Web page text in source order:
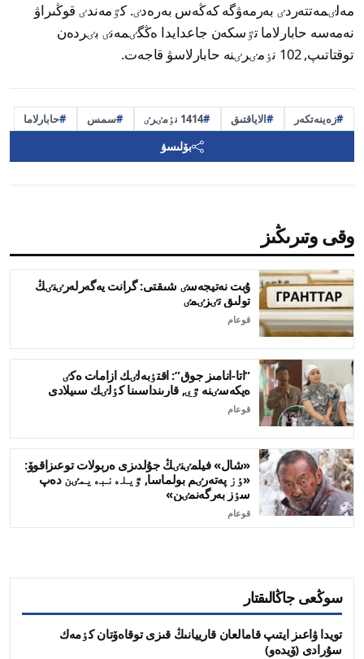
مەلٸمەتتەردٸ بەرمەۋگە كەڭەس بەرەدٸ. كٷمەندٸ قوڭىراۋ
نەمەسە حابارلاما تٷسكەن جاعدايدا ەڭگٸمەنٸ بٸردەن
توقتاتىپ, 102 نٶمٸرٸنە حابارلاسۋ قاجەت.
زەينەتكەر الاياقتىق 1414 نٶمٸرٸ سمس حابارلاما
بۆلىسۋ
وقى وتىرىڭىز
ۇبت نەتيجەسٸ شىقتى: گرانت يەگەرلەرٸنٸڭ
تولىق تٸزٸمٸ
قوعام
“اتا-انامىز جوق”: اقتٶبەلٸك ازامات ەكٸ
ەپكەسٸنە ٷي, قارىنداسىنا كٶلٸك سىيلادى
قوعام
«شال» فيلمٸنٸڭ جۇلدىزى ەربولات توعىزاقوۆ:
«ٶز پەتەرٸم بولماسا, ٷيلەنبەيمٸن دەپ
سٶز بەرگەنمٸن»
قوعام
سوڭعى جاڭالىقتار
تويدا ۋاعىز ايتىپ قامالعان قارييانىڭ قىزى توقاەۆتان كٶمەك
سۇرادى (ۆيدەو)